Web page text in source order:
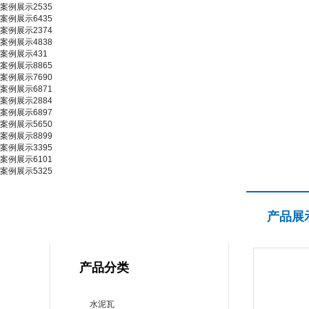
案例展示2535
案例展示6435
案例展示2374
案例展示4838
案例展示431
案例展示8865
案例展示7690
案例展示6871
案例展示2884
案例展示6897
案例展示5650
案例展示8899
案例展示3395
案例展示6101
案例展示5325
产品分类
水泥瓦
产品展